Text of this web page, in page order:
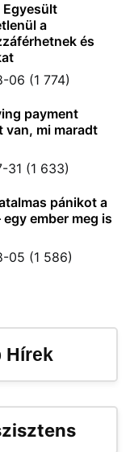
Egyesült
a
és
06 (1 774)
payment
van, mi maradt
31 (1 633)
pánikot a
ember meg is
05 (1 586)
Hírek